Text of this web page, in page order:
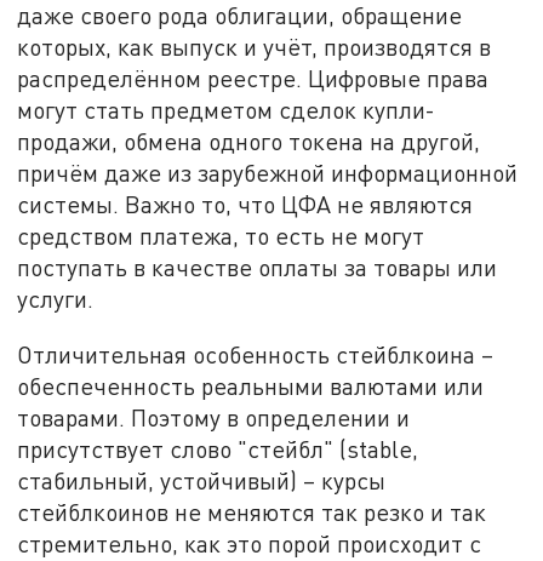
даже своего рода облигации, обращение
которых, как выпуск и учёт, производятся в
распределённом реестре. Цифровые права
могут стать предметом сделок купли-
продажи, обмена одного токена на другой,
причём даже из зарубежной информационной
системы. Важно то, что ЦФА не являются
средством платежа, то есть не могут
поступать в качестве оплаты за товары или
услуги.
Отличительная особенность стейблкоина –
обеспеченность реальными валютами или
товарами. Поэтому в определении и
присутствует слово "стейбл" (stable,
стабильный, устойчивый) – курсы
стейблкоинов не меняются так резко и так
стремительно, как это порой происходит с